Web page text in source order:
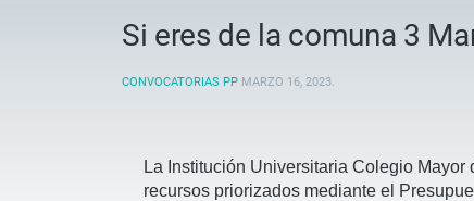
Si eres de la comuna 3
CONVOCATORIAS PP MARZO 16, 2023.
La Institución Universitaria Colegio Mayor
recursos priorizados mediante el